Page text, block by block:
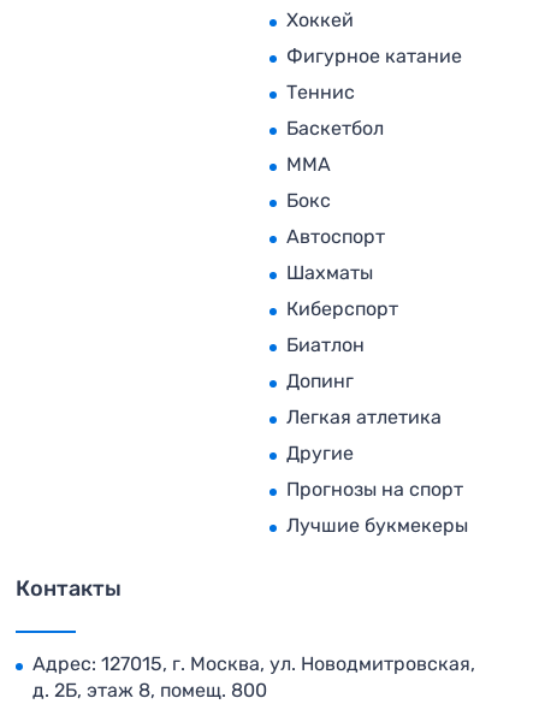
Хоккей
Фигурное катание
Теннис
Баскетбол
MMA
Бокс
Автоспорт
Шахматы
Киберспорт
Биатлон
Допинг
Легкая атлетика
Другие
Прогнозы на спорт
Лучшие букмекеры
Контакты
Адрес: 127015, г. Москва, ул. Новодмитровская,
д. 2Б, этаж 8, помещ. 800